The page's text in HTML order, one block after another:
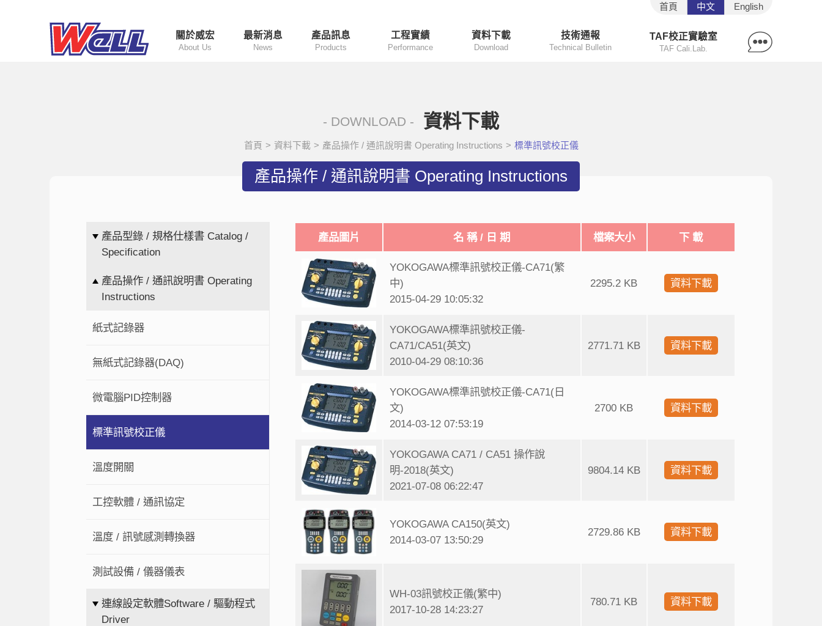
首頁 中文 English
關於威宏
About Us
最新消息
News
產品訊息
Products
工程實績
Performance
資料下載
Download
技術通報
Technical Bulletin
TAF校正實驗室
TAF Cali.Lab.
- DOWNLOAD - 資料下載
首頁 > 資料下載 > 產品操作 / 通訊說明書 Operating Instructions > 標準訊號校正儀
產品操作 / 通訊說明書 Operating Instructions
產品型錄 / 規格仕樣書 Catalog /
Specification
產品操作 / 通訊說明書 Operating
Instructions
紙式記錄器
無紙式記錄器(DAQ)
微電腦PID控制器
標準訊號校正儀
溫度開關
工控軟體 / 通訊協定
溫度 / 訊號感測轉換器
測試設備 / 儀器儀表
連線設定軟體Software / 驅動程式
Driver
產品圖片 名 稱 / 日 期 檔案大小 下 載
YOKOGAWA標準訊號校正儀-CA71(繁
中)
2015-04-29 10:05:32
2295.2 KB 資料下載
YOKOGAWA標準訊號校正儀-
CA71/CA51(英文)
2010-04-29 08:10:36
2771.71 KB 資料下載
YOKOGAWA標準訊號校正儀-CA71(日
文)
2014-03-12 07:53:19
2700 KB 資料下載
YOKOGAWA CA71 / CA51 操作說
明-2018(英文)
2021-07-08 06:22:47
9804.14 KB 資料下載
YOKOGAWA CA150(英文)
2014-03-07 13:50:29
2729.86 KB 資料下載
WH-03訊號校正儀(繁中)
2017-10-28 14:23:27
780.71 KB 資料下載